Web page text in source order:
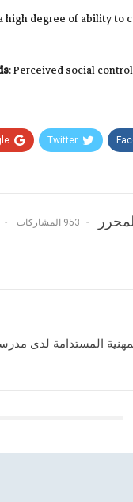
high degree of ability to
: Perceived social
Twitter
953 المشاركات
المستدامة لدى